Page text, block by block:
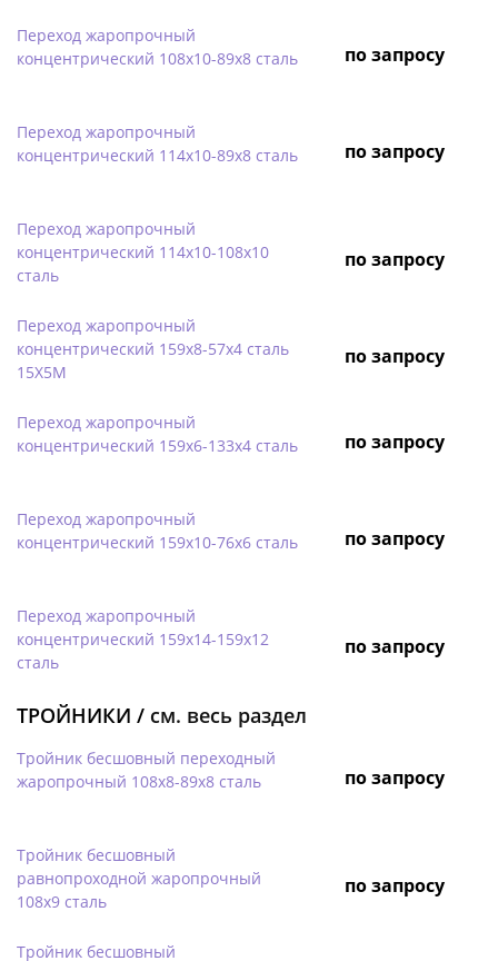
Переход жаропрочный
концентрический 108х10-89х8 сталь
по запросу
Переход жаропрочный
концентрический 114х10-89х8 сталь
по запросу
Переход жаропрочный
концентрический 114х10-108х10
сталь
по запросу
Переход жаропрочный
концентрический 159х8-57х4 сталь
15Х5М
по запросу
Переход жаропрочный
концентрический 159х6-133х4 сталь
по запросу
Переход жаропрочный
концентрический 159х10-76х6 сталь
по запросу
Переход жаропрочный
концентрический 159х14-159х12
сталь
по запросу
ТРОЙНИКИ / см. весь раздел
Тройник бесшовный переходный
жаропрочный 108х8-89х8 сталь
по запросу
Тройник бесшовный
равнопроходной жаропрочный
108х9 сталь
по запросу
Тройник бесшовный